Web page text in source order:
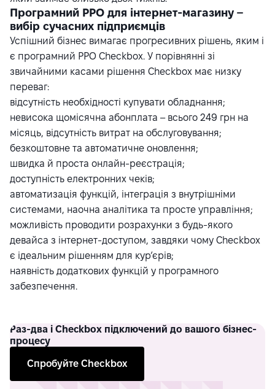
Програмний РРО для інтернет-магазину –
вибір сучасних підприємців
Успішний бізнес вимагає прогресивних рішень, яким і
є програмний РРО Checkbox. У порівнянні зі
звичайними касами рішення Checkbox має низку
переваг:
відсутність необхідності купувати обладнання;
невисока щомісячна абонплата – всього 249 грн на
місяць, відсутність витрат на обслуговування;
безкоштовне та автоматичне оновлення;
швидка й проста онлайн-реєстрація;
доступність електронних чеків;
автоматизація функцій, інтеграція з внутрішніми
системами, наочна аналітика та просте управління;
можливість проводити розрахунки з будь-якого
девайса з інтернет-доступом, завдяки чому Checkbox
є ідеальним рішенням для кур’єрів;
наявність додаткових функцій у програмного
забезпечення.
Раз-два і Checkbox підключений до вашого бізнес-
процесу
Спробуйте Checkbox